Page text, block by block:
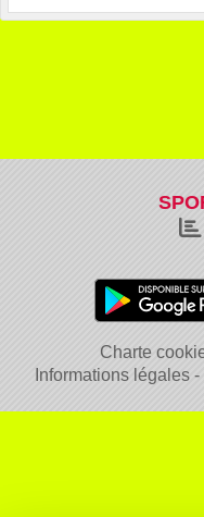
Charte
Informations légales